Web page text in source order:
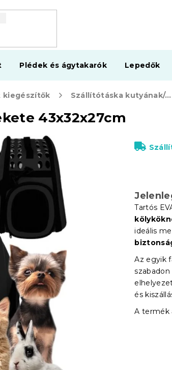
Plédek és ágytakarók Lepedők
kiegészítők Szállítótáska kutyának/macskának fekete 43x32x27cm
43x32x27cm
Tartós
ideális
Az egyik
és
A termék